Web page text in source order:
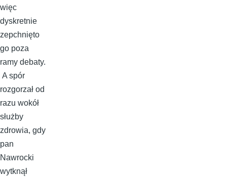
więc
dyskretnie
zepchnięto
go poza
ramy debaty.
A spór
rozgorzał od
razu wokół
służby
zdrowia, gdy
pan
Nawrocki
wytknął